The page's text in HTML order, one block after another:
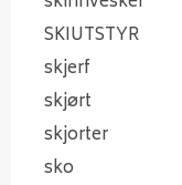
SKIUTSTYR
skjerf
skjørt
skjorter
sko